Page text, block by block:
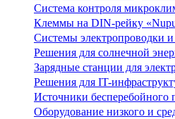
Система контроля
Клеммы на DIN-рейку
Системы электропроводки
Решения для солнечной
Зарядные станции для
Решения для IT-
Источники бесперебойного
Оборудование низкого и